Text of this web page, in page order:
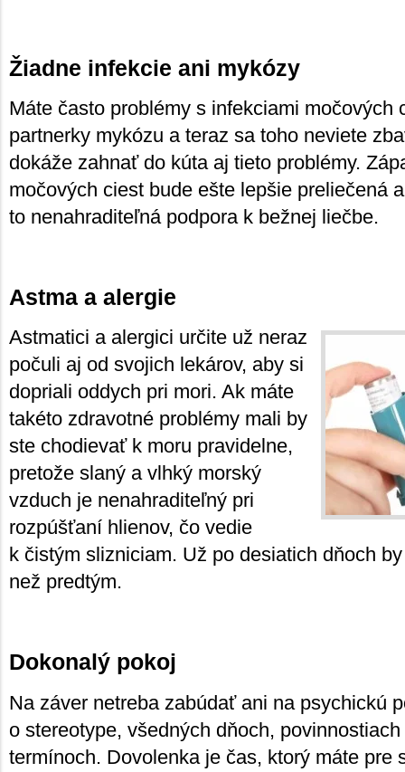
Žiadne infekcie ani mykózy
Máte často problémy s infekciami močových
partnerky mykózu a teraz sa toho neviete
dokáže zahnať do kúta aj tieto problémy.
močových ciest bude ešte lepšie preliečená
to nenahraditeľná podpora k bežnej liečbe.
Astma a alergie
Astmatici a alergici určite už neraz
počuli aj od svojich lekárov, aby si
dopriali oddych pri mori. Ak máte
takéto zdravotné problémy mali by
ste chodievať k moru pravidelne,
pretože slaný a vlhký morský
vzduch je nenahraditeľný pri
rozpúšťaní hlienov, čo vedie
k čistým slizniciam. Už po desiatich dňoch
než predtým.
Dokonalý pokoj
Na záver netreba zabúdať ani na psychickú
o stereotype, všedných dňoch,
termínoch. Dovolenka je čas, ktorý máte pre